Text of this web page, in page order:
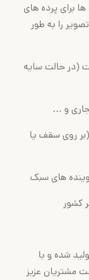
برای پرده های
را به طور
(در حالت سایه
و ...
روی سقف یا
های سبک
شده و با
مشتریان عزیز